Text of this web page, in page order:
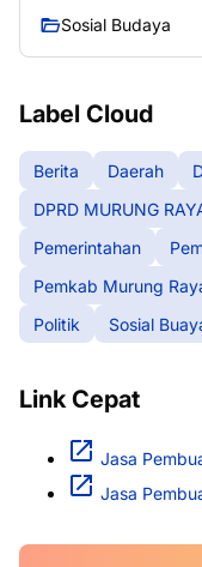
Sosial Budaya
Label Cloud
Berita Daerah
DPRD MURUNG
Pemerintahan
Pemkab Murung
Politik
Sosial
Link Cepat
Jasa
Jasa